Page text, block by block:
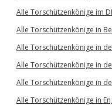
Alle Torschützenkönige im
Alle Torschützenkönige in
Alle Torschützenkönige in
Alle Torschützenkönige in
Alle Torschützenkönige in
Alle Torschützenkönige in